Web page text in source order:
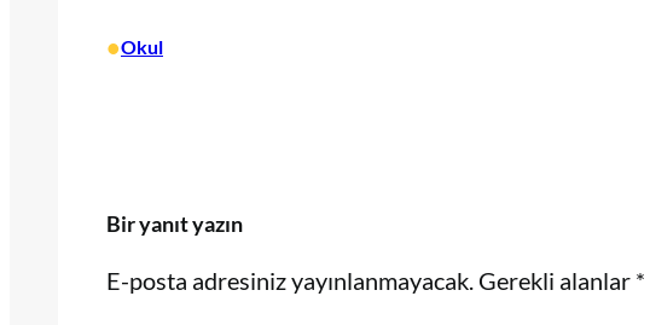
•Okul
Bir yanıt yazın
E-posta adresiniz yayınlanmayacak. Gerekli alanlar *